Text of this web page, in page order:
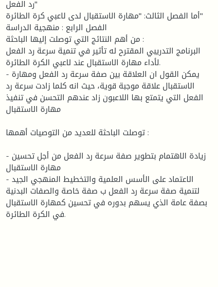
رد الفعل''
أما الفصل الثالث: ''مهارة الاستقبال لدى لاعبي كرة الطائرة''
الفصل الرابع : منهجية الدراسة
من أهم النتائج التي توصلت إليها الباحثة :
البرنامج التدريبي المقترح له تأثير في تنمية سرعة رد الفعل
لأداء مهارة الاستقبال عند لاعبي الكرة الطائرة.
- يمكن القول ان العلاقة بين صفة سرعة رد الفعل ومهارة
الاستقبال علاقة موجبة قوية، حيث انه كلما زادت سرعة رد
الفعل التي يتمتع بها اللاعبون زاد عندهم التحسن في تنفيذ
مهارة الاستقبال
توصلت الباحثة للعديد من التوصيات أهمها :
- زيادة الاهتمام بتطوير صفة سرعة رد الفعل من أجل تحسين
مهارة الاستقبال
- الاعتماد على الأسس العلمية والتخطيط المنهجي الجيد
لتنمية صفة سرعة رد الفعل ب صفة خاصة والصفات البدنية
بصفة عامة الذي يسهم بدوره في تحسين كمهارة الاستقبال
في الكرة الطائرة.